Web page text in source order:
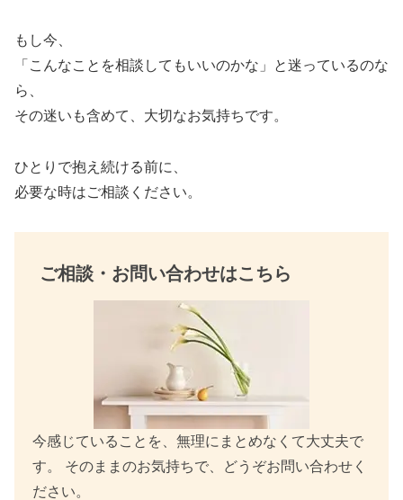
e
b
o
k
er
もし今、
「こんなことを相談してもいいのかな」と迷っているのな
ら、
その迷いも含めて、大切なお気持ちです。
ひとりで抱え続ける前に、
必要な時はご相談ください。
ご相談・お問い合わせはこちら
今感じていることを、無理にまとめなくて大丈夫で
す。 そのままのお気持ちで、どうぞお問い合わせく
ださい。